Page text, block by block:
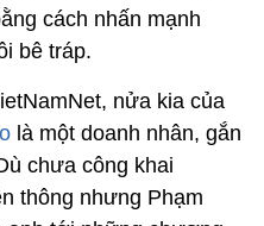
cách nhấn mạnh
bê tráp.
nửa kia của
là một doanh nhân, gắn
chưa công khai
thông nhưng Phạm